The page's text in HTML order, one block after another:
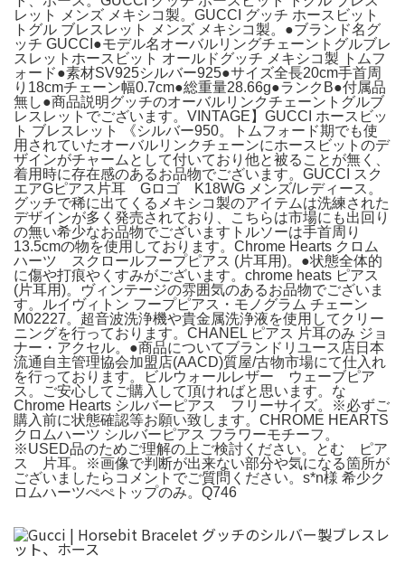
レット メンズ メキシコ製。GUCCI グッチ ホースビット
トグル ブレスレット メンズ メキシコ製。●ブランド名グ
ッチ GUCCI●モデル名オーバルリングチェーントグルブレ
スレットホースビット オールドグッチ メキシコ製 トムフ
ォード●素材SV925シルバー925●サイズ全長20cm手首周
り18cmチェーン幅0.7cm●総重量28.66g●ランクB●付属品
無し●商品説明グッチのオーバルリンクチェーントグルブ
レスレットでございます。VINTAGE】GUCCI ホースビッ
ト ブレスレット 《シルバー950。トムフォード期でも使
用されていたオーバルリンクチェーンにホースビットのデ
ザインがチャームとして付いており他と被ることが無く、
着用時に存在感のあるお品物でございます。GUCCI スク
エアGピアス片耳 Gロゴ K18WG メンズ/レディース。
グッチで稀に出てくるメキシコ製のアイテムは洗練された
デザインが多く発売されており、こちらは市場にも出回り
の無い希少なお品物でございますトルソーは手首周り
13.5cmの物を使用しております。Chrome Hearts クロム
ハーツ スクロールフープピアス (片耳用)。●状態全体的
に傷や打痕やくすみがございます。chrome heats ピアス
(片耳用)。ヴィンテージの雰囲気のあるお品物でございま
す。ルイヴィトン フープピアス・モノグラム チェーン
M02227。超音波洗浄機や貴金属洗浄液を使用してクリー
ニングを行っております。CHANEL ピアス 片耳のみ ジョ
ナー・アクセル。●商品についてブランドリユース店日本
流通自主管理協会加盟店(AACD)質屋/古物市場にて仕入れ
を行っております。ビルウォールレザー ウェーブピア
ス。ご安心してご購入して頂ければと思います。な
Chrome Hearts シルバーピアス フリーサイズ。※必ずご
購入前に状態確認等お願い致します。CHROME HEARTS
クロムハーツ シルバーピアス フラワーモチーフ。
※USED品のためご理解の上ご検討ください。とむ ピア
ス 片耳。※画像で判断が出来ない部分や気になる箇所が
ございましたらコメントでご質問ください。s*n様 希少ク
ロムハーツぺぺトップのみ。Q746